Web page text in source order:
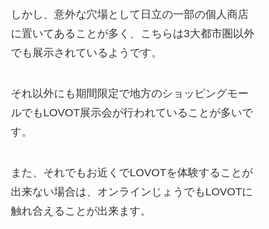
しかし、意外な穴場として日立の一部の個人商店
に置いてあることが多く、こちらは3大都市圏以外
でも展示されているようです。
それ以外にも期間限定で地方のショッピングモー
ルでもLOVOT展示会が行われていることが多いで
す。
また、それでもお近くでLOVOTを体験することが
出来ない場合は、オンラインじょうでもLOVOTに
触れ合えることが出来ます。